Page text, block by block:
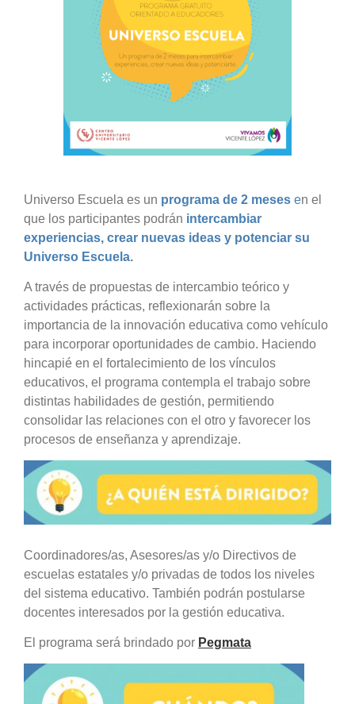
Universo Escuela es un programa de 2 meses en el
que los participantes podrán intercambiar
experiencias, crear nuevas ideas y potenciar su
Universo Escuela.
A través de propuestas de intercambio teórico y
actividades prácticas, reflexionarán sobre la
importancia de la innovación educativa como vehículo
para incorporar oportunidades de cambio. Haciendo
hincapié en el fortalecimiento de los vínculos
educativos, el programa contempla el trabajo sobre
distintas habilidades de gestión, permitiendo
consolidar las relaciones con el otro y favorecer los
procesos de enseñanza y aprendizaje.
Coordinadores/as, Asesores/as y/o Directivos de
escuelas estatales y/o privadas de todos los niveles
del sistema educativo. También podrán postularse
docentes interesados por la gestión educativa.
El programa será brindado por Pegmata